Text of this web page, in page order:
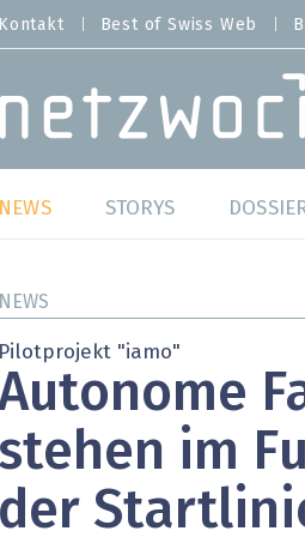
Kontakt Best of Swiss Web
MAIN NAVIGATION
NEWS
Studien
Meinungen
Hands-on
STORYS
Best
SAP
NEWS
Pilotprojekt "iamo"
stehen im
der